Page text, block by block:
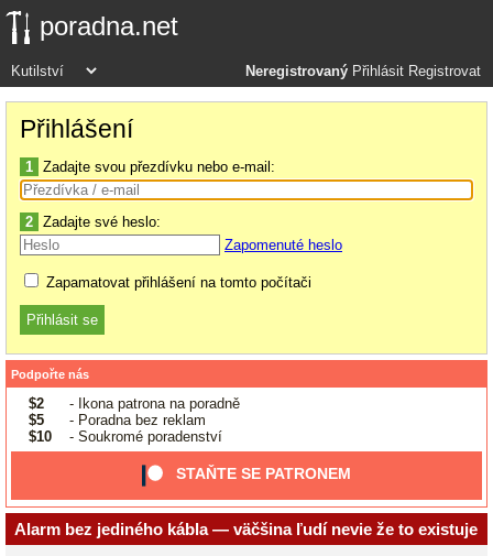
poradna.net
Neregistrovaný Přihlásit Registrovat
Přihlášení
1 Zadajte svou přezdívku nebo e-mail:
2 Zadajte své heslo:
Zapomenuté heslo
Zapamatovat přihlášení na tomto počítači
Podpořte nás
$2
- Ikona patrona na poradně
$5
- Poradna bez reklam
$10
- Soukromé poradenství
STAŇTE SE PATRONEM
Alarm bez jediného kábla — väčšina ľudí nevie že to existuje